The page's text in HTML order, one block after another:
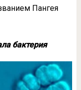
Пангея
бактерия